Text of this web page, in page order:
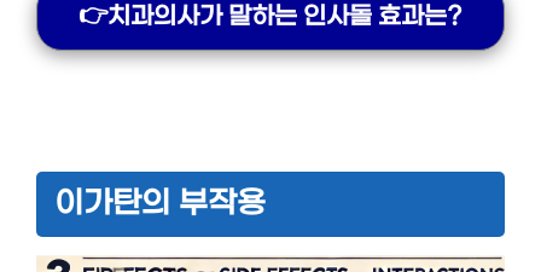
👉치과의사가 말하는 인사돌 효과는?
이가탄의 부작용